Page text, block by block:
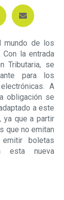
mundo de los
la entrada
Tributaria, se
para los
A
obligación se
a este
ya que a partir
que no emitan
emitir boletas
esta nueva